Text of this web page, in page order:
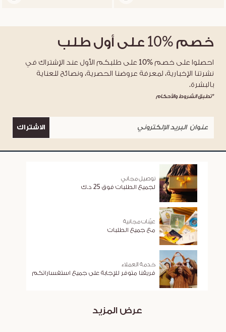
خصم %10 على أول طلب
احصلوا على خصم %10 على طلبكم الأول عند الإشتراك في
نشرتنا الإخبارية، لمعرفة عروضنا الحصرية، ونصائح للعناية
بالبشرة.
*تطبق الشروط والأحكام
الاشتراك
توصيل مجاني
لجميع الطلبات فوق 25 د.ك
عيّنات مجانية
مع جميع الطلبات
خدمة العملاء
فريقنا متوفر للإجابة على جميع استفساراتكم
عرض المزيد